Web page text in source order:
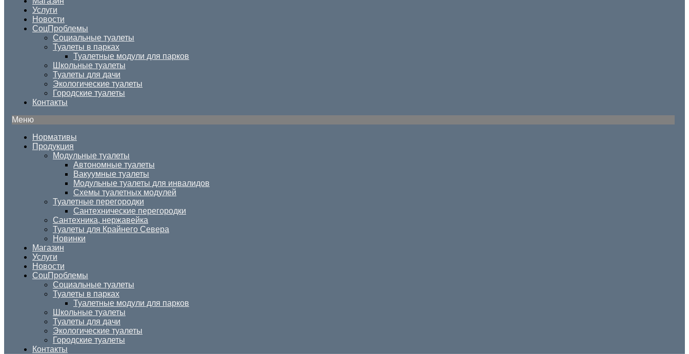
Услуги
Новости
СоцПроблемы
Социальные туалеты
Туалеты в парках
Туалетные модули для парков
Школьные туалеты
Туалеты для дачи
Экологические туалеты
Городские туалеты
Контакты
Меню
Нормативы
Продукция
Модульные туалеты
Автономные туалеты
Вакуумные туалеты
Модульные туалеты для инвалидов
Схемы туалетных модулей
Туалетные перегородки
Сантехнические перегородки
Сантехника, нержавейка
Туалеты для Крайнего Севера
Новинки
Магазин
Услуги
Новости
СоцПроблемы
Социальные туалеты
Туалеты в парках
Туалетные модули для парков
Школьные туалеты
Туалеты для дачи
Экологические туалеты
Городские туалеты
Контакты